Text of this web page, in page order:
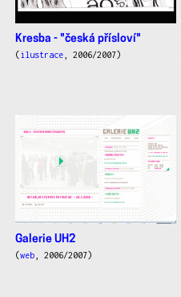
Kresba - "česká přísloví"
(ilustrace, 2006/2007)
Galerie UH2
(web, 2006/2007)